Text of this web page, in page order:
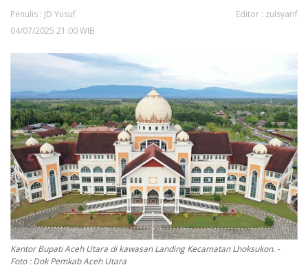
SOSOK
WISATA
LENSA
ADVETORIAL
OPINI
Kontak
GALERI
Ketentuan dan Layanan
Pedoman Media Siber
Privacy Policy
Penulis : JD Yusuf
Editor : zulsyarif
04/07/2025 21:00 WIB
Kantor Bupati Aceh Utara di kawasan Landing Kecamatan Lhoksukon. -
Foto : Dok Pemkab Aceh Utara